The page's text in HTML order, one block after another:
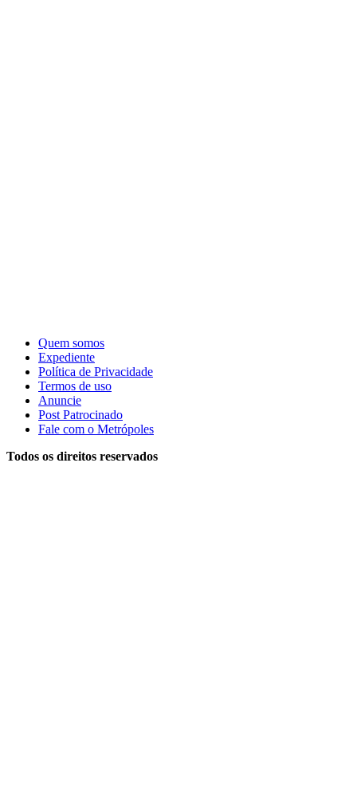
Quem somos
Expediente
Política de Privacidade
Termos de uso
Anuncie
Post Patrocinado
Fale com o Metrópoles
Todos os direitos reservados